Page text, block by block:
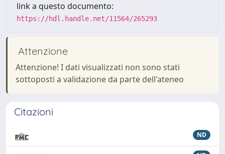
link a questo documento:
https://hdl.handle.net/11564/265293
Attenzione
Attenzione! I dati visualizzati non sono stati
sottoposti a validazione da parte dell'ateneo
Citazioni
ND